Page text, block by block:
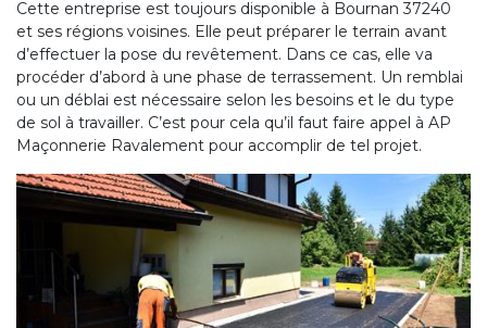
Cette entreprise est toujours disponible à Bournan 37240
et ses régions voisines. Elle peut préparer le terrain avant
d’effectuer la pose du revêtement. Dans ce cas, elle va
procéder d’abord à une phase de terrassement. Un remblai
ou un déblai est nécessaire selon les besoins et le du type
de sol à travailler. C’est pour cela qu’il faut faire appel à AP
Maçonnerie Ravalement pour accomplir de tel projet.